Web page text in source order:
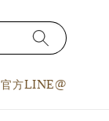
官方LINE@